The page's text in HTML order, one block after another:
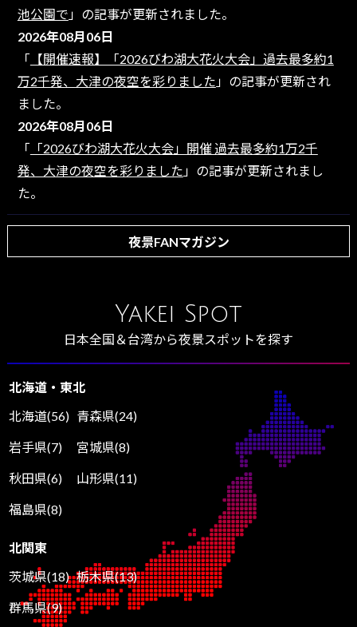
池公園で 」の記事が更新されました。
2026年08月06日
「 【開催速報】「2026びわ湖大花火大会」過去最多約1
万2千発、大津の夜空を彩りました 」の記事が更新され
ました。
2026年08月06日
「 「2026びわ湖大花火大会」開催 過去最多約1万2千
発、大津の夜空を彩りました 」の記事が更新されまし
た。
夜景FANマガジン
Yakei Spot
日本全国＆台湾から夜景スポットを探す
北海道・東北
北海道(56) 青森県(24)
岩手県(7) 宮城県(8)
秋田県(6) 山形県(11)
福島県(8)
北関東
茨城県(18) 栃木県(13)
群馬県(9)